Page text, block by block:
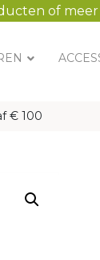
of
€ 100